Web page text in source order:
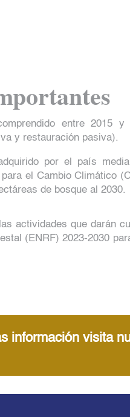
entre 2015
y restauración pasiva).
por el país
para el Cambio Climático
de bosque al 2030.
actividades que darán
(ENRF) 2023-2030
información visita